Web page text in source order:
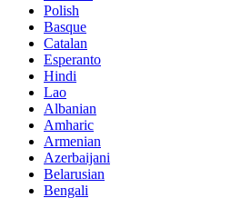
Polish
Basque
Catalan
Esperanto
Hindi
Lao
Albanian
Amharic
Armenian
Azerbaijani
Belarusian
Bengali